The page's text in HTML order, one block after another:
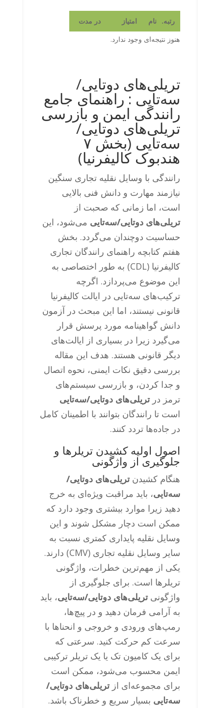
رتبه. نام امتیاز
در مدت
هنوز نتیجه‌ای وجود ندارد.
تریلی‌های دوتایی‌/
سه‌تایی : راهنمای جامع
رانندگی ایمن و بازرسی
تریلی‌های دوتایی/
سه‌تایی (بخش ۷
هندبوک کالیفرنیا)
رانندگی با وسایل نقلیه تجاری سنگین
نیازمند مهارت و دانش فنی بالایی
است، اما زمانی که صحبت از
تریلی‌های دوتایی/سه‌تایی می‌شود، این
حساسیت دوچندان می‌گردد. بخش
هفتم کتابچه راهنمای رانندگان تجاری
کالیفرنیا (CDL) به طور اختصاصی به
این موضوع می‌پردازد. اگرچه
ترکیب‌های سه‌تایی در ایالت کالیفرنیا
قانونی نیستند، اما این مبحث در آزمون
دانش گواهینامه مورد پرسش قرار
می‌گیرد زیرا در بسیاری از ایالت‌های
دیگر قانونی هستند. هدف این مقاله
بررسی دقیق نکات ایمنی، نحوه اتصال
و جدا کردن، و بازرسی سیستم‌های
ترمز در تریلی‌های دوتایی/سه‌تایی
است تا رانندگان بتوانند با اطمینان کامل
در جاده‌ها تردد کنند.
اصول اولیه کشیدن تریلرها و
جلوگیری از واژگونی
هنگام کشیدن تریلی‌های دوتایی/
سه‌تایی، باید مراقبت ویژه‌ای به خرج
دهید زیرا موارد بیشتری وجود دارد که
ممکن است دچار مشکل شوند و این
وسایل نقلیه پایداری کمتری نسبت به
سایر وسایل نقلیه تجاری (CMV) دارند.
یکی از مهم‌ترین خطرات، واژگونی
تریلرها است. برای جلوگیری از
واژگونی تریلی‌های دوتایی/سه‌تایی، باید
به آرامی فرمان دهید و در پیچ‌ها،
رمپ‌های ورودی و خروجی و انحناها با
سرعت کم حرکت کنید. سرعتی که
برای یک کامیون تک یا یک تریلر ترکیبی
ایمن محسوب می‌شود، ممکن است
برای مجموعه‌ای از تریلی‌های دوتایی/
سه‌تایی بسیار سریع و خطرناک باشد.